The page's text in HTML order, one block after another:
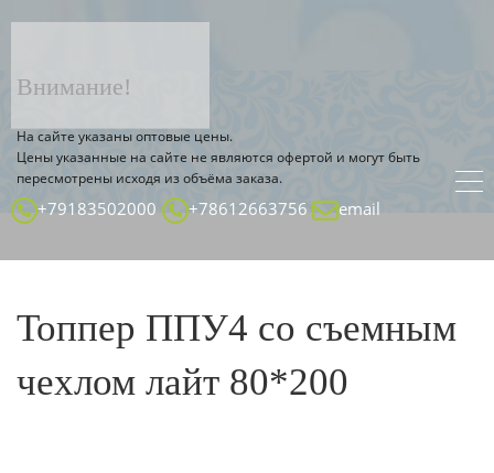
+79183502000 +78612663756 email
ТОВАР ДЕТАЛЬНО
Внимание!
На сайте указаны оптовые цены.
Цены указанные на сайте не являются офертой и могут быть
пересмотрены исходя из объёма заказа.
Топпер ППУ4 со съемным
чехлом лайт 80*200